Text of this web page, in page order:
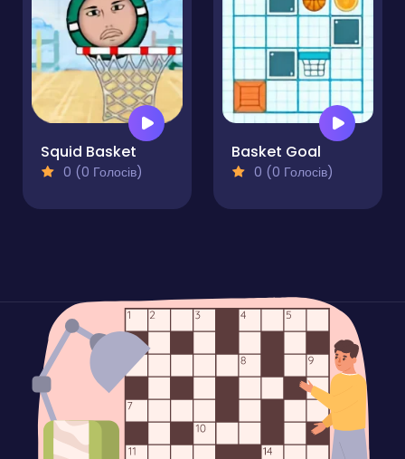
Squid Basket
0 (0 Голосів)
Basket Goal
0 (0 Голосів)